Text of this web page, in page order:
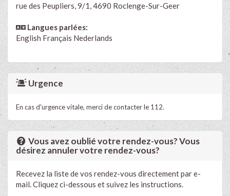
rue des Peupliers, 9/1, 4690 Roclenge-Sur-Geer
Langues parlées:
English Français Nederlands
Urgence
En cas d'urgence vitale, merci de contacter le 112.
Vous avez oublié votre rendez-vous? Vous
désirez annuler votre rendez-vous?
Recevez la liste de vos rendez-vous directement par e-
mail. Cliquez ci-dessous et suivez les instructions.